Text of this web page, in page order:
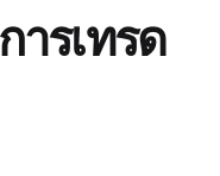
ารเทรด